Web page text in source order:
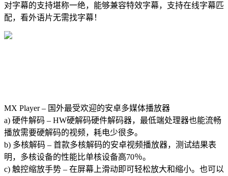
对字幕的支持堪称一绝，能够兼容特效字幕，支持在线字幕匹
配，看外语片无需找字幕！
MX Player – 国外最受欢迎的安卓多媒体播放器
a) 硬件解码 – HW硬解码硬件解码器，最低端处理器也能流畅
播放需要硬解码的视频，耗电少很多。
b) 多核解码 – 首款多核解码的安卓视频播放器，测试结果表
明，多核设备的性能比单核设备高70％。
c) 触控缩放手势 – 在屏幕上滑动即可轻松放大和缩小。也可以